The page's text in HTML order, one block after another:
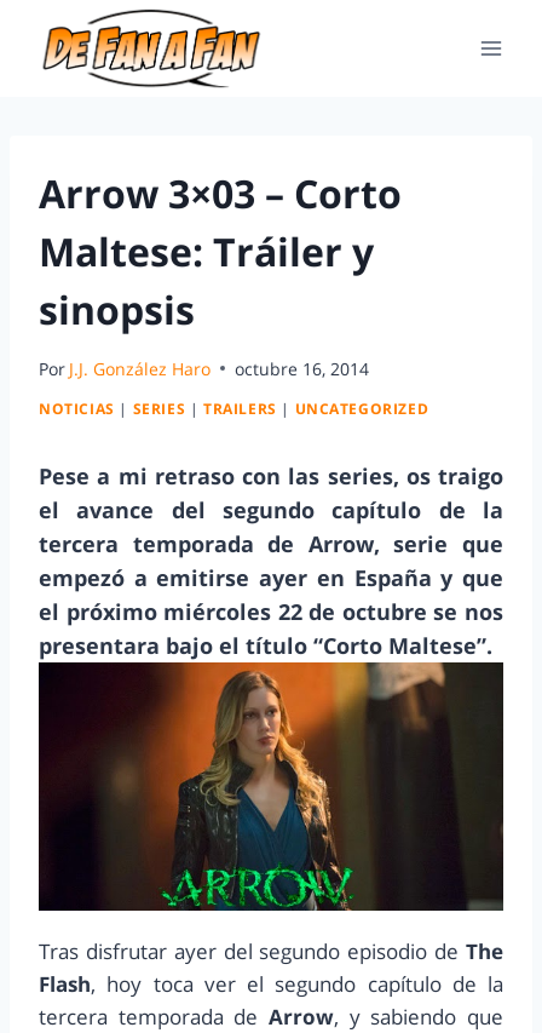
Arrow 3×03 – Corto
Maltese: Tráiler y
sinopsis
Por J.J. González Haro octubre 16, 2014
NOTICIAS | SERIES | TRAILERS | UNCATEGORIZED
Pese a mi retraso con las series, os traigo
el avance del segundo capítulo de la
tercera temporada de Arrow, serie que
empezó a emitirse ayer en España y que
el próximo miércoles 22 de octubre se nos
presentara bajo el título “Corto Maltese”.
Tras disfrutar ayer del segundo episodio de The
Flash, hoy toca ver el segundo capítulo de la
tercera temporada de Arrow, y sabiendo que